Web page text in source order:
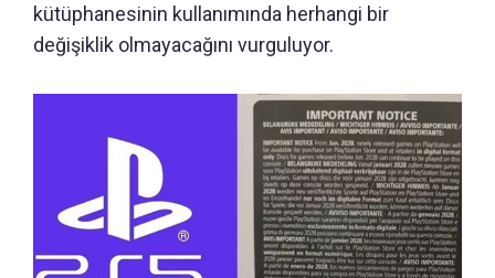
kütüphanesinin kullanımında herhangi bir
değişiklik olmayacağını vurguluyor.